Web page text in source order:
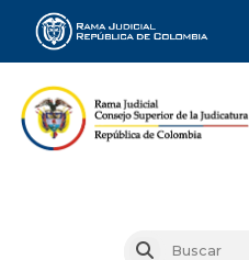
Buscar